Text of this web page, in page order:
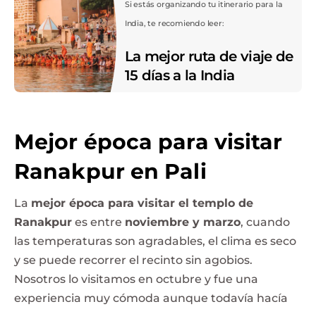
Si estás organizando tu itinerario para la
India, te recomiendo leer:
La mejor ruta de viaje de
15 días a la India
Mejor época para visitar
Ranakpur en Pali
La mejor época para visitar el templo de
Ranakpur es entre noviembre y marzo, cuando
las temperaturas son agradables, el clima es seco
y se puede recorrer el recinto sin agobios.
Nosotros lo visitamos en octubre y fue una
experiencia muy cómoda aunque todavía hacía